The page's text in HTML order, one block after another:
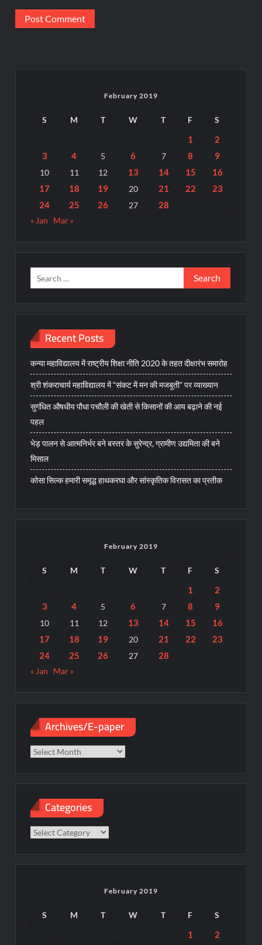
February 2019
S M T W T F S
1
2
3
4 5 6 7 8 9
10 11 12 13 14 15
16
17
18 19 20 21 22
23
24
25 26 27 28
« Jan Mar »
Search
for:
Recent Posts
कन्या महाविद्यालय में राष्ट्रीय शिक्षा नीति 2020 के तहत दीक्षारंभ समारोह
श्री शंकराचार्य महाविद्यालय में “संकट में मन की मजबूती” पर व्याख्यान
सुगंधित औषधीय पौधा पचौली की खेती से किसानों की आय बढ़ाने की नई
पहल
भेड़ पालन से आत्मनिर्भर बने बस्तर के सुरेन्द्र, ग्रामीण उद्यमिता की बने
मिसाल
कोसा सिल्क हमारी समृद्ध हाथकरघा और सांस्कृतिक विरासत का प्रतीक
February 2019
S M T W T F S
1
2
3
4 5 6 7 8 9
10 11 12 13 14 15
16
17
18 19 20 21 22
23
24
25 26 27 28
« Jan Mar »
Archives/E-paper
Categories
Categories
February 2019
S M T W T F S
1
2